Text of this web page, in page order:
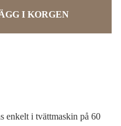
I KORGEN
enkelt i tvättmaskin på 60